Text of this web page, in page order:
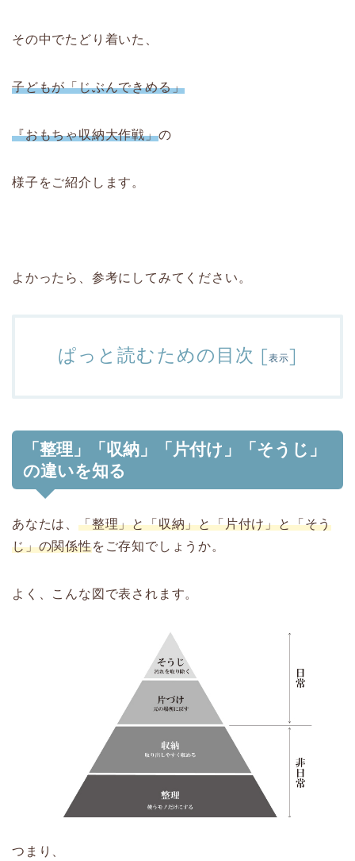
その中でたどり着いた、
子どもが「じぶんできめる」
『おもちゃ収納大作戦」の
様子をご紹介します。
よかったら、参考にしてみてください。
ぱっと読むための目次 [表示]
「整理」「収納」「片付け」「そうじ」
の違いを知る
あなたは、 「整理」と「収納」と「片付け」と「そう
じ」の関係性をご存知でしょうか。
よく、こんな図で表されます。
つまり、